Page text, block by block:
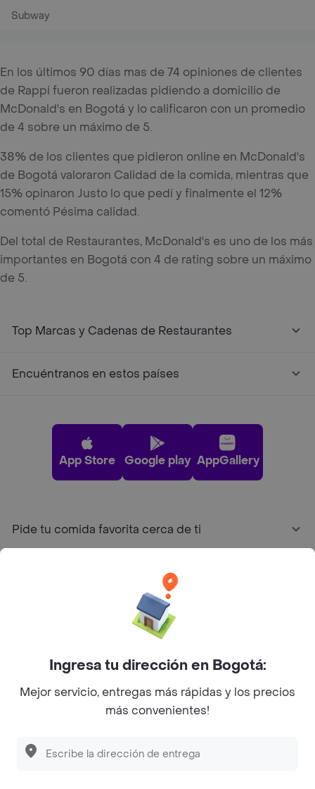
Subway
En los últimos 90 días mas de 74 opiniones de clientes
de Rappi fueron realizadas pidiendo a domicilio de
McDonald's en Bogotá y lo calificaron con un promedio
de 4 sobre un máximo de 5.
38% de los clientes que pidieron online en McDonald's
de Bogotá valoraron Calidad de la comida, mientras que
15% opinaron Justo lo que pedí y finalmente el 12%
comentó Pésima calidad.
Del total de Restaurantes, McDonald's es uno de los más
importantes en Bogotá con 4 de rating sobre un máximo
de 5.
Top Marcas y Cadenas de Restaurantes
Encuéntranos en estos países
App Store Google play AppGallery
Pide tu comida favorita cerca de ti
Sobre Rappi
Facebook
TwitterInstagram
Ingresa tu dirección en Bogotá:
Mejor servicio, entregas más rápidas y los precios
más convenientes!